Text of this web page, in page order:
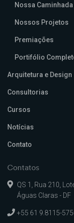
Nossa Caminhada
Nossos Projetos
Premiações
Portifólio
Arquitetura e Design
Consultorias
Cursos
Notícias
Contato
Contatos
QS 1, Rua 210,
Águas Claras - DF
+55 61 9.8115-